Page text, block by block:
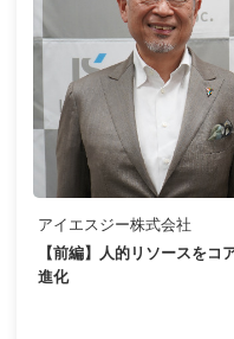
アイエスジー株式会社
【前編】人的リソースを
進化